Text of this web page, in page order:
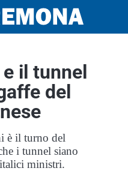
il tunnel
del
è il turno del
i tunnel siano
ministri.